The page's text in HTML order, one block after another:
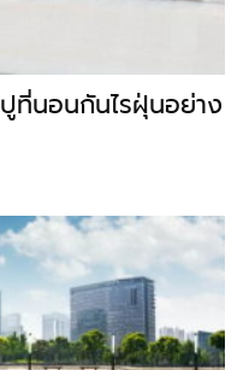
ที่นอนกันไรฝุ่นอย่าง